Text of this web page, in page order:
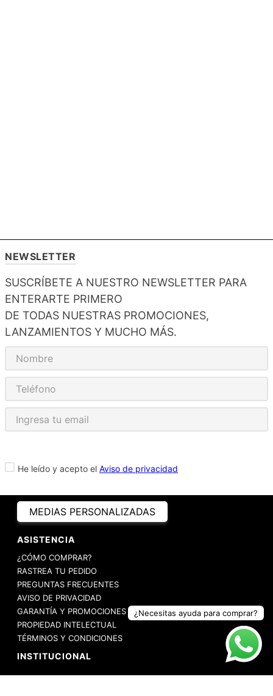
¿Necesitas ayuda para comprar?
NEWSLETTER
SUSCRÍBETE A NUESTRO NEWSLETTER PARA
ENTERARTE PRIMERO
DE TODAS NUESTRAS PROMOCIONES,
LANZAMIENTOS Y MUCHO MÁS.
He leído y acepto el Aviso de privacidad
MEDIAS PERSONALIZADAS
ASISTENCIA
¿CÓMO COMPRAR?
RASTREA TU PEDIDO
PREGUNTAS FRECUENTES
AVISO DE PRIVACIDAD
GARANTÍA Y PROMOCIONES
PROPIEDAD INTELECTUAL
TÉRMINOS Y CONDICIONES
INSTITUCIONAL